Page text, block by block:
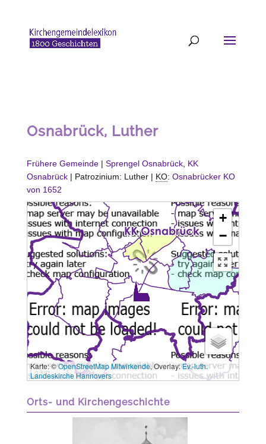
Osnabrück, Luther
Frühere Gemeinde| Sprengel Osnabrück, KK
Osnabrück| Patrozinium: Luther | KO: Osnabrücker KO
von 1652
+
−
3 km
Karte: ©OpenStreetMap Mitwirkende, Overlay:Ev.-luth.
Landeskirche Hannovers
Orts- und Kirchengeschichte